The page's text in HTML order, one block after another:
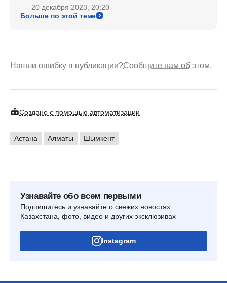
20 декабря 2023, 20:20
Больше по этой теме
Нашли ошибку в публикации?Сообщите нам об этом.
Создано с помощью автоматизации
Астана Алматы Шымкент
Узнавайте обо всем первыми
Подпишитесь и узнавайте о свежих новостях
Казахстана, фото, видео и других эксклюзивах
Instagram